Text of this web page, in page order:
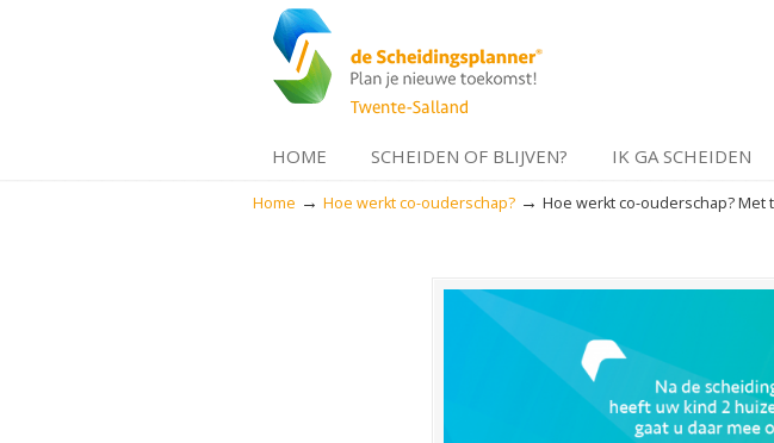
HOME SCHEIDEN OF BLIJVEN? IK GA SCHEIDEN
Navigation
Home → Hoe werkt co-ouderschap? → Hoe werkt co-ouderschap? Met